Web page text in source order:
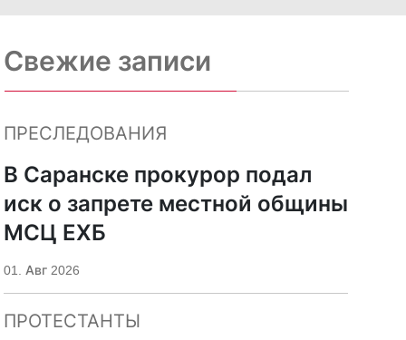
Свежие записи
ПРЕСЛЕДОВАНИЯ
В Саранске прокурор подал
иск о запрете местной общины
МСЦ ЕХБ
01. Авг 2026
ПРОТЕСТАНТЫ